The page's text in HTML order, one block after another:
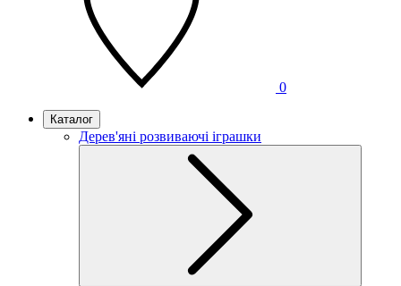
0
Каталог
Дерев'яні розвиваючі іграшки